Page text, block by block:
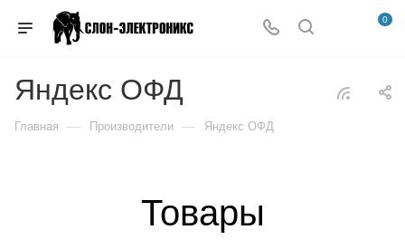
0
Яндекс ОФД
Главная — Производители — Яндекс ОФД
Товары